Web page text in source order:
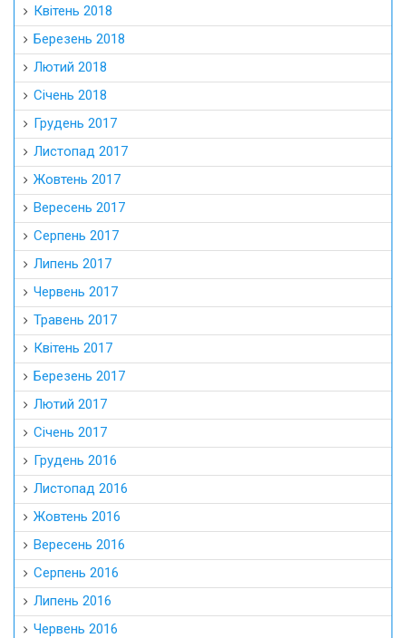
Квітень 2018
Березень 2018
Лютий 2018
Січень 2018
Грудень 2017
Листопад 2017
Жовтень 2017
Вересень 2017
Серпень 2017
Липень 2017
Червень 2017
Травень 2017
Квітень 2017
Березень 2017
Лютий 2017
Січень 2017
Грудень 2016
Листопад 2016
Жовтень 2016
Вересень 2016
Серпень 2016
Липень 2016
Червень 2016